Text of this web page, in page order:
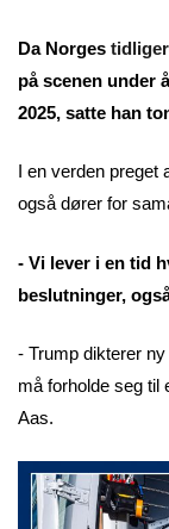
Da Norges
på scenen under
2025, satte han
I en verden preget
også dører for
- Vi lever i en tid
beslutninger,
- Trump dikterer
må forholde seg til
Aas.